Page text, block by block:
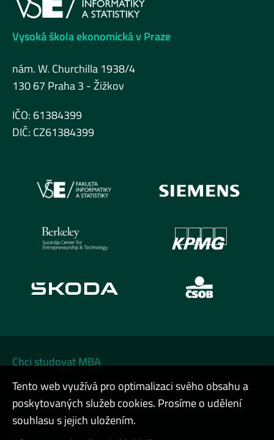
Vysoká škola ekonomická v Praze
nám. W. Churchilla 1938/4
130 67 Praha 3 - Žižkov
IČO: 61384399
DIČ: CZ61384399
Chci studovat MBA
Chci na DATA FESTIVAL
Chci firemní kurz
Tento web využívá pro optimalizaci svého obsahu a
poskytovaných služeb cookies. Prosíme o udělení
souhlasu s jejich uložením.